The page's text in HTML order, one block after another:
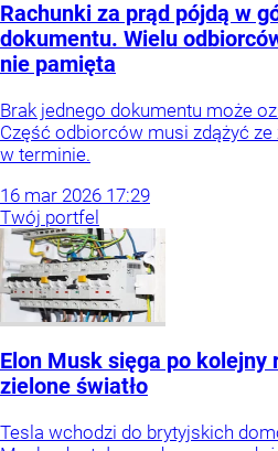
Rachunki za prąd pójdą w
dokumentu. Wielu
nie pamięta
Brak jednego dokumentu może
Część odbiorców musi zdążyć ze
w terminie.
16 mar 2026 17:29
Twój portfel
Elon Musk sięga po kolejny
zielone światło
Tesla wchodzi do brytyjskich